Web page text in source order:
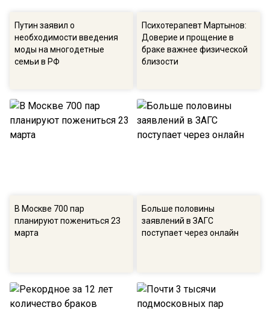
Путин заявил о
необходимости введения
моды на многодетные
семьи в РФ
Психотерапевт Мартынов:
Доверие и прощение в
браке важнее физической
близости
В Москве 700 пар
планируют пожениться 23
марта
Больше половины
заявлений в ЗАГС
поступает через онлайн